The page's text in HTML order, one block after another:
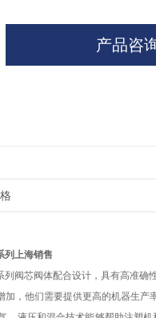
产品咨
列上海销售
阀芯阀体配合设计，具有高准
加，他们需要提供更高的机器生